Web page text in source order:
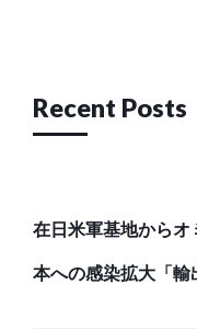
Recent Posts
在日米軍基地から
本への感染拡大「輸